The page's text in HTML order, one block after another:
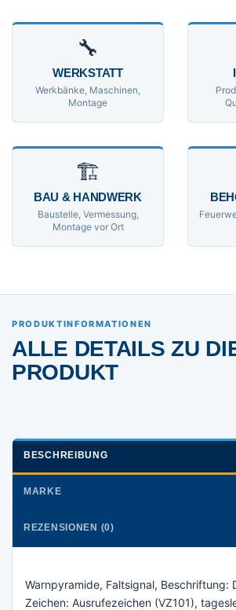
🔧
WERKSTATT
Werkbänke, Maschinen,
Montage
🏗
BAU & HANDWERK
Baustelle, Vermessung,
Montage vor Ort
PRODUKTINFORMATIONEN
ALLE DETAILS ZU
PRODUKT
BESCHREIBUNG
MARKE
REZENSIONEN (0)
Warnpyramide, Faltsignal, Beschriftung:
Zeichen: Ausrufezeichen (VZ101),